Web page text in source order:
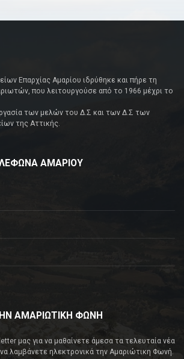
Επαρχίας Αμαρίου ιδρύθηκε και πήρε τη
που λειτουργούσε από το 1966 μέχρι το
των μελών του Δ.Σ και των Δ.Σ των
της Αττικής.
ΑΜΑΡΙΟΥ
ΑΜΑΡΙΩΤΙΚΗ ΦΩΝΗ
μας για να μαθαίνετε άμεσα τα τελευταία νέα
λαμβάνετε ηλεκτρονικά την Αμαριώτικη Φωνή.